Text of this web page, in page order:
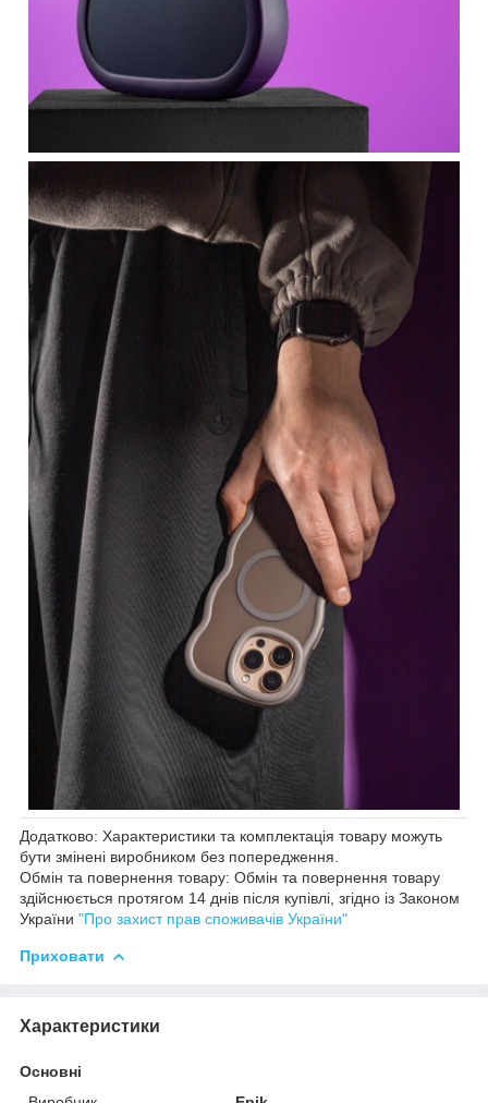
Додатково: Характеристики та комплектація товару можуть
бути змінені виробником без попередження.
Обмін та повернення товару: Обмін та повернення товару
здійснюється протягом 14 днів після купівлі, згідно із Законом
України "Про захист прав споживачів України"
Приховати
Характеристики
Основні